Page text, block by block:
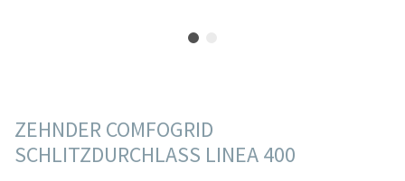
ZEHNDER COMFOGRID
SCHLITZDURCHLASS LINEA 400